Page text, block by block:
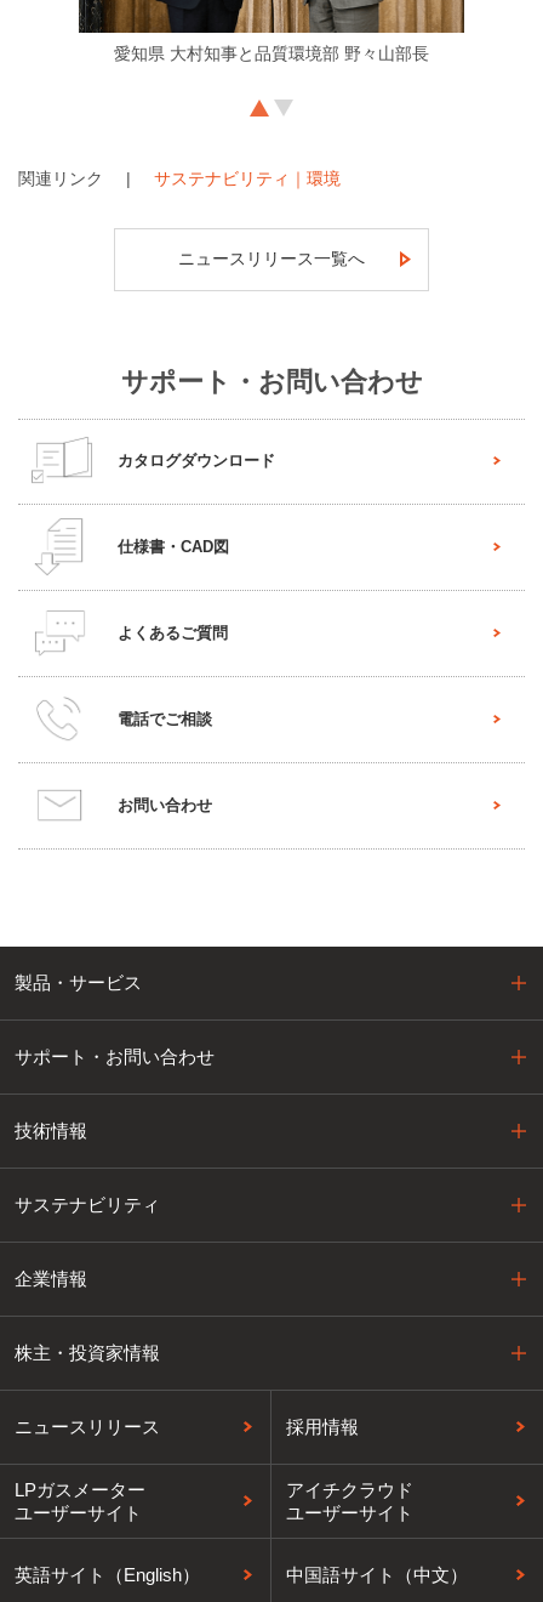
愛知県 大村知事と品質環境部 野々山部長
関連リンク サステナビリティ｜環境
ニュースリリース一覧へ
サポート・お問い合わせ
カタログダウンロード
仕様書・CAD図
よくあるご質問
電話でご相談
お問い合わせ
製品・サービス
サポート・お問い合わせ
技術情報
サステナビリティ
企業情報
株主・投資家情報
ニュースリリース 採用情報
LPガスメーター
ユーザーサイト
アイチクラウド
ユーザーサイト
英語サイト（English） 中国語サイト（中文）